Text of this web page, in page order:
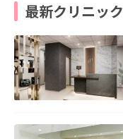
最新クリニック